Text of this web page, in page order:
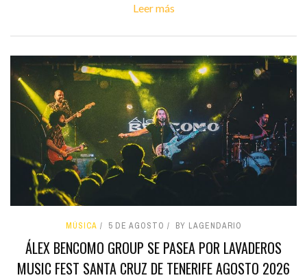
Leer más
MÚSICA 5 DE AGOSTO BY LAGENDARIO
ÁLEX BENCOMO GROUP SE PASEA POR LAVADEROS
MUSIC FEST SANTA CRUZ DE TENERIFE AGOSTO 2026